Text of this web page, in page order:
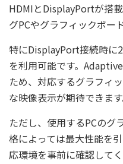
HDMIとDisplayPortが搭
グPCやグラフィックボー
特にDisplayPort接続時に
を利用可能です。
ため、対応するグラフィ
な映像表示が期待できます
ただし、使用するPCのグ
格によっては最大性能を
応環境を事前に確認してく